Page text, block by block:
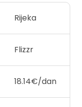
Rijeka
Flizzr
18.14€/dan